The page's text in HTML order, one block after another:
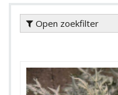
Open zoekfilter